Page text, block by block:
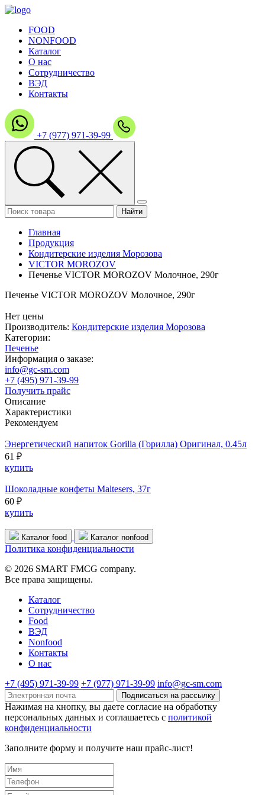
FOOD
NONFOOD
Каталог
О нас
Сотрудничество
ВЭД
Контакты
+7 (977) 971-39-99
Главная
Продукция
Кондитерские изделия Морозова
VICTOR MOROZOV
Печенье VICTOR MOROZOV Молочное, 290г
Печенье VICTOR MOROZOV Молочное, 290г
Нет цены
Производитель: Кондитерские изделия Морозова
Категории:
Печенье
Информация о заказе:
info@gc-sm.com
+7 (495) 971-39-99
Получить прайс
Описание
Характеристики
Рекомендуем
Энергетический напиток Gorilla (Горилла) Оригинал, 0.45л
61 ₽
купить
Шоколадные конфеты Maltesers, 37г
60 ₽
купить
Каталог food Каталог nonfood
Политика конфиденциальности
© 2026 SMART FMCG company.
Все права защищены.
Каталог
Cотрудничество
Food
ВЭД
Nonfood
Контакты
О нас
+7 (495) 971-39-99 +7 (977) 971-39-99 info@gc-sm.com
Подписаться на рассылку
Нажимая на кнопку, вы даете согласие на обработку
персональных данных и соглашаетесь c политикой
конфиденциальности
Заполните форму и получите наш прайс-лист!